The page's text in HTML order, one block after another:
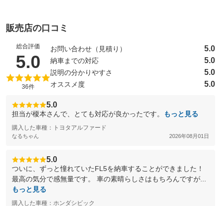
販売店の口コミ
総合評価
5.0 （5点満点中）
36件
お問い合わせ（見積り） 5.0
納車までの対応 5.0
説明の分かりやすさ 5.0
オススメ度 5.0
5.0
担当が榎本さんで、とても対応が良かったです。 もっと見る
購入した車種：トヨタアルファード
なるちゃん 2026年08月01日
5.0
ついに、ずっと憧れていたFL5を納車することができました！
最高の気分で感無量です。 車の素晴らしさはもちろんですが...
もっと見る
購入した車種：ホンダシビック